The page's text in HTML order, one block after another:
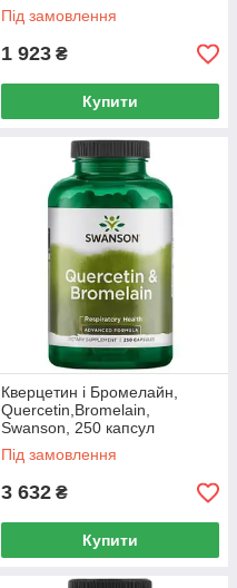
Під замовлення
1 923 ₴
Купити
Кверцетин і Бромелайн,
Quercetin,Bromelain,
Swanson, 250 капсул
Під замовлення
3 632 ₴
Купити